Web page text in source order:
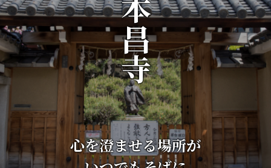
心を澄ませる場所が
本昌寺